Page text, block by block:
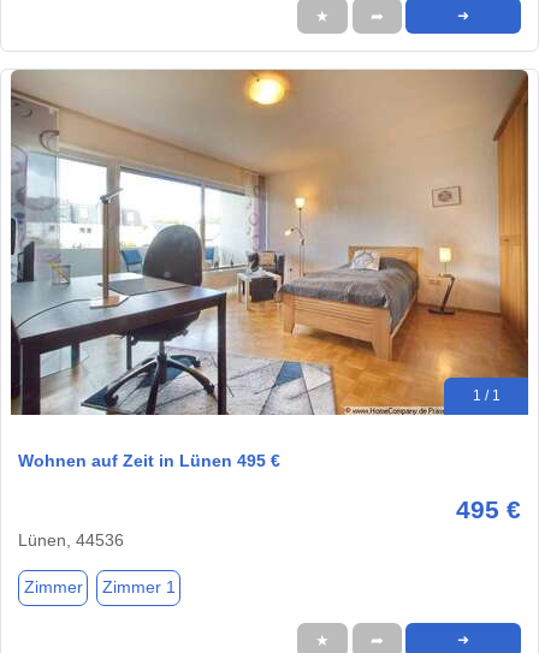
★ ➦ ➜
1 / 1
Wohnen auf Zeit in Lünen 495 €
495 €
Lünen, 44536
Zimmer Zimmer 1
★ ➦ ➜